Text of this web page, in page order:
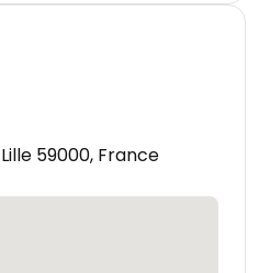
59000, France